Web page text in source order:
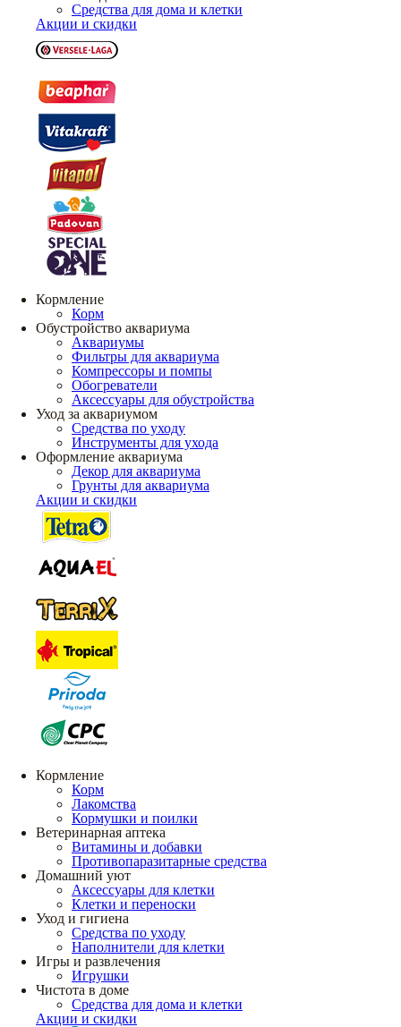
Средства для дома и клетки
Акции и скидки
Кормление
Корм
Обустройство аквариума
Аквариумы
Фильтры для аквариума
Компрессоры и помпы
Обогреватели
Аксессуары для обустройства
Уход за аквариумом
Средства по уходу
Инструменты для ухода
Оформление аквариума
Декор для аквариума
Грунты для аквариума
Акции и скидки
Кормление
Корм
Лакомства
Кормушки и поилки
Ветеринарная аптека
Витамины и добавки
Противопаразитарные средства
Домашний уют
Аксессуары для клетки
Клетки и переноски
Уход и гигиена
Средства по уходу
Наполнители для клетки
Игры и развлечения
Игрушки
Чистота в доме
Средства для дома и клетки
Акции и скидки